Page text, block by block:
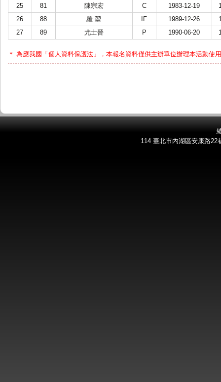
25
81 陳宗宏 C 1983-12-19
26
88 羅 堃 IF 1989-12-26
27
89 尤士晉 P 1990-06-20
＊ 為應我國「個人資料保護法」，本報名資料僅供主辦單位辦理本活動使
114 臺北市內湖區安康路22